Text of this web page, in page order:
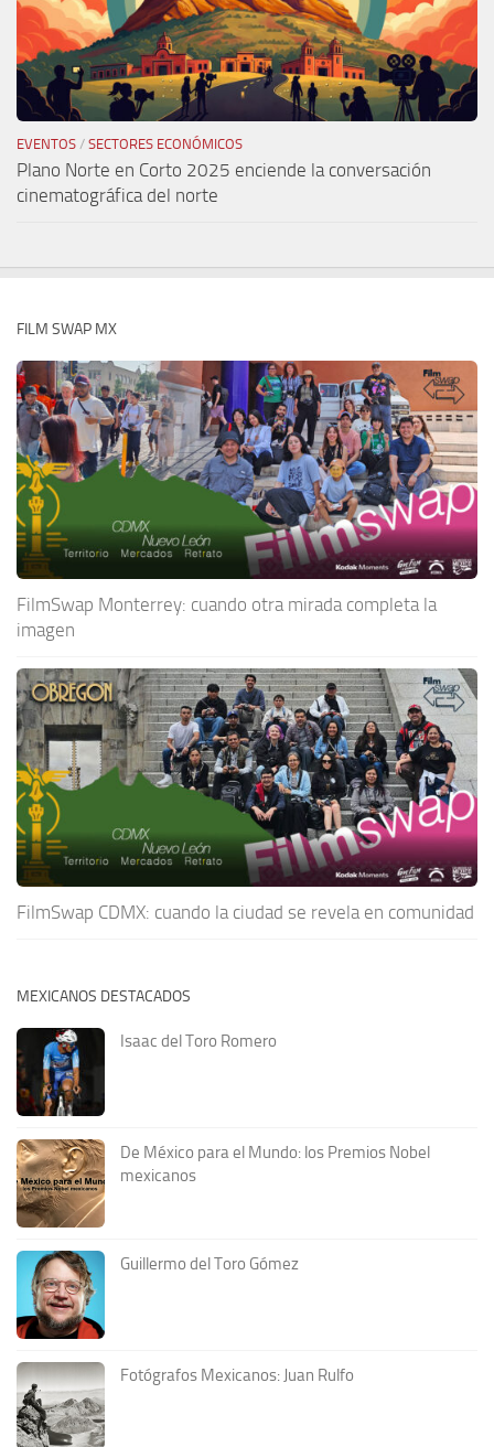
EVENTOS / SECTORES ECONÓMICOS
Plano Norte en Corto 2025 enciende la conversación
cinematográfica del norte
FILM SWAP MX
FilmSwap Monterrey: cuando otra mirada completa la
imagen
FilmSwap CDMX: cuando la ciudad se revela en comunidad
MEXICANOS DESTACADOS
Isaac del Toro Romero
De México para el Mundo: los Premios Nobel
mexicanos
Guillermo del Toro Gómez
Fotógrafos Mexicanos: Juan Rulfo